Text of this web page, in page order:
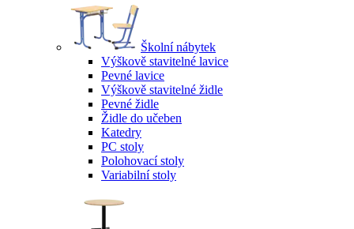
Školní nábytek
Výškově stavitelné lavice
Pevné lavice
Výškově stavitelné židle
Pevné židle
Židle do učeben
Katedry
PC stoly
Polohovací stoly
Variabilní stoly